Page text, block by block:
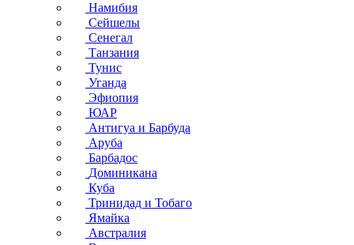
Намибия
Сейшелы
Сенегал
Танзания
Тунис
Уганда
Эфиопия
ЮАР
Антигуа и Барбуда
Аруба
Барбадос
Доминикана
Куба
Тринидад и Тобаго
Ямайка
Австралия